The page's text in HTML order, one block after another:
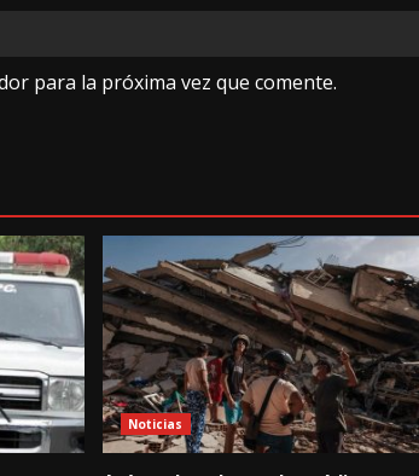
para la próxima vez que comente.
Noticias